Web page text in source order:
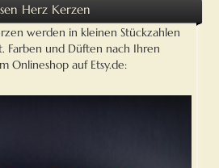
Herz Kerzen
werden in kleinen Stückzahlen
Farben und Düften nach Ihren
Onlineshop auf Etsy.de: